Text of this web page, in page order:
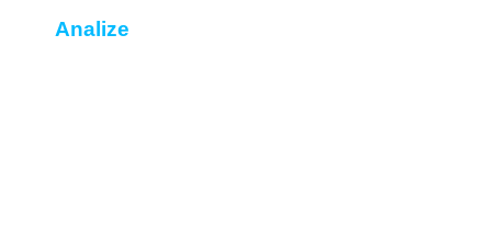
Analize